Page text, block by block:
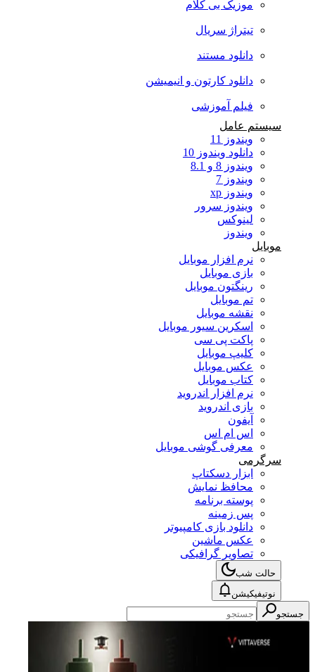
موزیک بی کلام
تیتراژ سریال
دانلود مستند
دانلود کارتون و انیمیشن
فیلم آموزشی
سیستم عامل
ویندوز 11
دانلود ویندوز 10
ویندوز 8 و 8.1
ویندوز 7
ویندوز xp
ویندوز سرور
لینوکس
ویندوز
موبایل
نرم افزار موبایل
بازی موبایل
رینگتون موبایل
تم موبایل
نقشه موبایل
اسکرین سیور موبایل
پاکت پی سی
کلیپ موبایل
عکس موبایل
کتاب موبایل
نرم افزار اندروید
بازی اندروید
آیفون
اس ام اس
معرفی گوشی موبایل
سرگرمی
ابزار دسکتاپ
محافظ نمایش
پوسته برنامه
پس زمینه
دانلود بازی کامپیوتر
عکس ماشین
تصاویر گرافیکی
حالت شب
نوتیفیکیشن
جستجو